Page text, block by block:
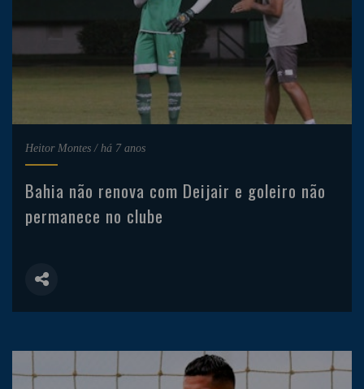
Heitor Montes / há 7 anos
Bahia não renova com Deijair e goleiro não
permanece no clube